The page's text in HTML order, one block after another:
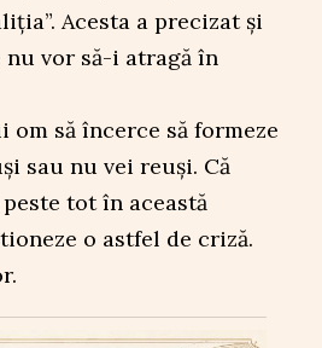
Acesta a precizat și
vor să-i atragă în
să încerce să formeze
sau nu vei reuși. Că
tot în această
o astfel de criză.